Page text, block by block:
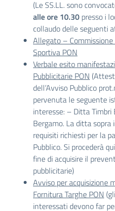
(Le SS.LL. sono
alle ore 10.30 presso i
collaudo delle seguenti
Allegato –
Sportiva PON
Verbale esito
Pubblicitarie PON
dell’Avviso Pubblico
pervenuta le seguente
interesse: – Ditta Timbri
Bergamo. La ditta sopra
requisiti richiesti per la
Pubblico. Si procederà
fine di acquisire il
pubblicitarie)
Avviso per acquisizione
Fornitura Targhe PON
interessati devono far